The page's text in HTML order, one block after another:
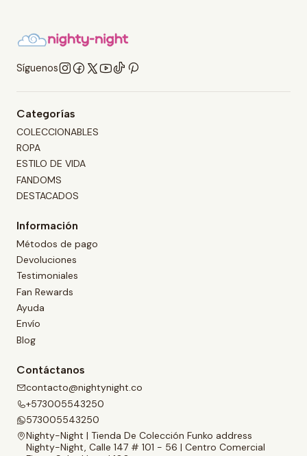
Síguenos
Categorías
COLECCIONABLES
ROPA
ESTILO DE VIDA
FANDOMS
DESTACADOS
Información
Métodos de pago
Devoluciones
Testimoniales
Fan Rewards
Ayuda
Envío
Blog
Contáctanos
contacto@nightynight.co
+573005543250
573005543250
Nighty-Night | Tienda De Colección Funko address
Nighty-Night, Calle 147 # 101 - 56 | Centro Comercial